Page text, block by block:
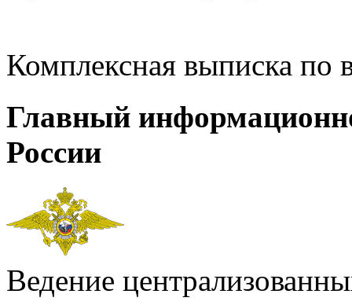
Комплексная выписка
Главный
России
Ведение